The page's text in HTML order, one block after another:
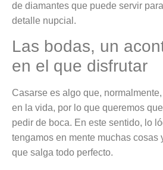
de diamantes que puede servir
detalle nupcial.
Las bodas, un
en el que disfrutar
Casarse es algo que,
en la vida, por lo que queremos
pedir de boca. En este sentido, lo
tengamos en mente muchas cosas
que salga todo perfecto.